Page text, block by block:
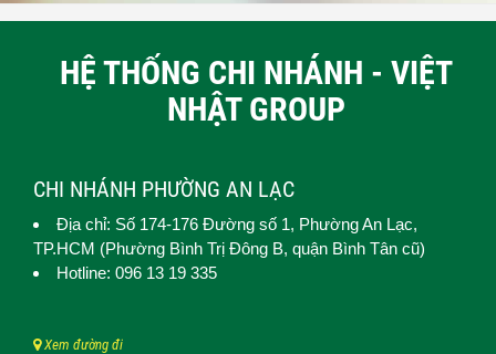
HỆ THỐNG CHI NHÁNH - VIỆT
NHẬT GROUP
CHI NHÁNH PHƯỜNG AN LẠC
Địa chỉ: Số 174-176 Đường số 1, Phường An Lạc,
TP.HCM (Phường Bình Trị Đông B, quận Bình Tân cũ)
Hotline: 096 13 19 335
Xem đường đi